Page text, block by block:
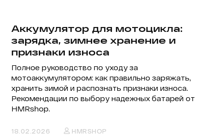
Аккумулятор для мотоцикла:
зарядка, зимнее хранение и
признаки износа
Полное руководство по уходу за
мотоаккумулятором: как правильно заряжать,
хранить зимой и распознать признаки износа.
Рекомендации по выбору надежных батарей от
HMRshop.
18.02.2026 HMRSHOP